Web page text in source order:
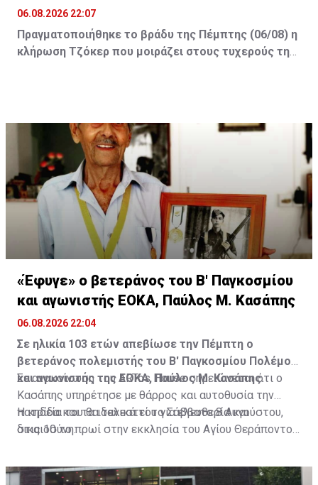
06.08.2026 22:07
Πραγματοποιήθηκε το βράδυ της Πέμπτης (06/08) η
κλήρωση Τζόκερ που μοιράζει στους τυχερούς της
«Έφυγε» ο βετεράνος του Β' Παγκοσμίου
και αγωνιστής ΕΟΚΑ, Παύλος Μ. Κασάπης
06.08.2026 22:04
Σε ηλικία 103 ετών απεβίωσε την Πέμπτη ο
βετεράνος πολεμιστής του Β' Παγκοσμίου Πολέμου
και αγωνιστής της ΕΟΚΑ, Παύλος Μ. Κασάπης.
Σε ανακοίνωση του ARTos House σημειώνεται ότι ο
Κασάπης υπηρέτησε με θάρρος και αυτοθυσία την
πατρίδα και τα ιδανικά του για ελευθερία και
δικαιοσύνη.
Η κηδεία του θα τελεστεί το Σάββατο 8 Αυγούστου,
στις 10 το πρωί στην εκκλησία του Αγίου Θεράποντος
Πηγή: ΚΥΠΕ